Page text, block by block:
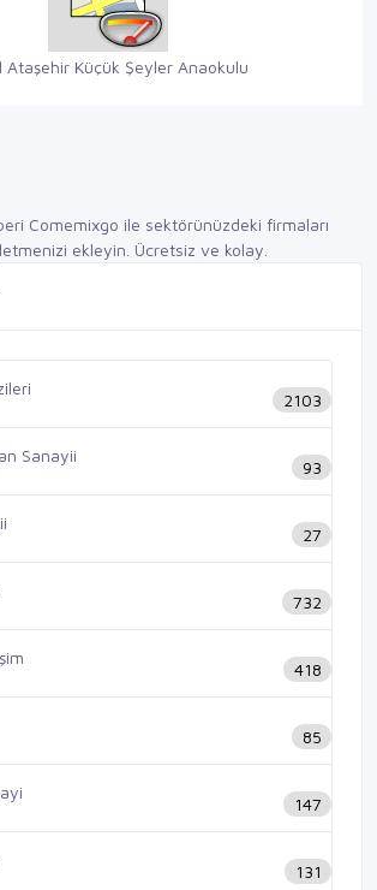
Ataşehir Küçük Şeyler Anaokulu
2103
Sanayii
93
27
732
418
85
147
131